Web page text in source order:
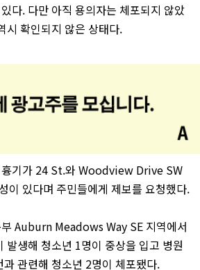
다. 다만 아직 용의자는 체포되지 않았
시 확인되지 않은 상태다.
흉기가 24 St.와 Woodview Drive SW
이 있다며 주민들에게 제보를 요청했다.
Auburn Meadows Way SE 지역에서
발생해 청소년 1명이 중상을 입고 병원
관련해 청소년 2명이 체포됐다.